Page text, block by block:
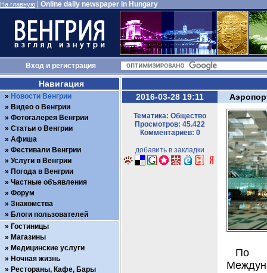
На главную Online daily newspaper in Hungary
Входи регистрация
2016-03-28 19:11
Тематика: Общество
Просмотров: 45.422
Комментариев: 0
добавить в закладки
По
Навигация
Новости Венгрии
Видео о Венгрии
Фотогалерея Венгрии
Статьи о Венгрии
Афиша
Фестивали Венгрии
Услуги в Венгрии
Погода в Венгрии
Частные объявления
Форум
Знакомства
Блоги пользователей
Гостиницы
Магазины
Медицинские услуги
Ночная жизнь
Рестораны, Кафе, Бары